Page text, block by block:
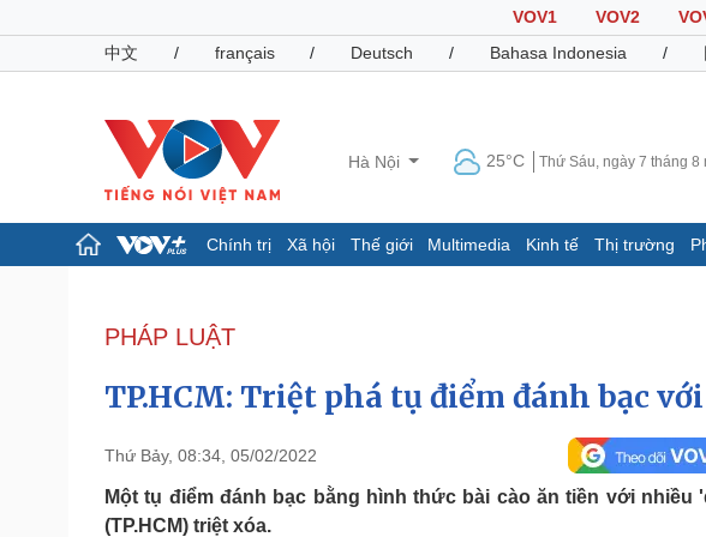
VOV1 VOV2
中文
/ français / Deutsch / Bahasa Indonesia /
Hà Nội 25°C Thứ Sáu, ngày 7 tháng 8
Chính trị Xã hội Thế giới Multimedia Kinh tế Thị trường
Đảng
Tổ chức nhân sự
Nhận diện sự thật
Dấu ấn VOV
Pháp luật
Vụ án
Quân sự - Quốc phòng
Thể thao
PHÁP LUẬT
TP.HCM: Triệt phá tụ điểm đánh bạc
Thứ Bảy, 08:34, 05/02/2022
Một tụ điểm đánh bạc bằng hình thức bài cào ăn tiền với nhiều
(TP.HCM) triệt xóa.